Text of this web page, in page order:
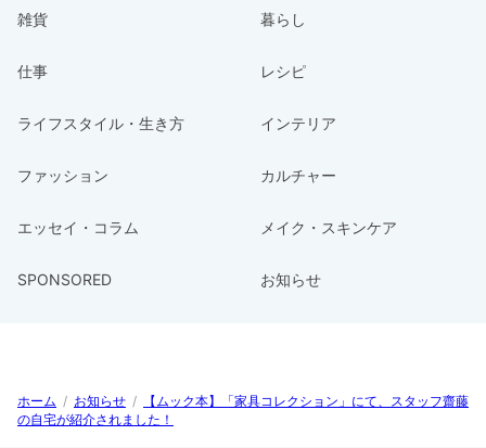
雑貨 暮らし
仕事 レシピ
ライフスタイル・生き方 インテリア
ファッション カルチャー
エッセイ・コラム メイク・スキンケア
SPONSORED お知らせ
ホーム / お知らせ /
【ムック本】「家具コレクション」にて、スタッフ齋藤
の自宅が紹介されました！